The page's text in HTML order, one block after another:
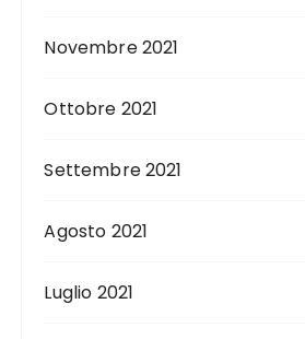
Novembre 2021
Ottobre 2021
Settembre 2021
Agosto 2021
Luglio 2021